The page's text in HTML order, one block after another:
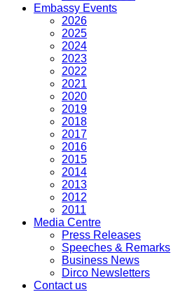
Embassy Events
2026
2025
2024
2023
2022
2021
2020
2019
2018
2017
2016
2015
2014
2013
2012
2011
Media Centre
Press Releases
Speeches & Remarks
Business News
Dirco Newsletters
Contact us